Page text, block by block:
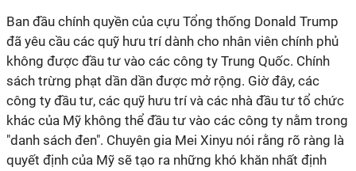
Ban đầu chính quyền của cựu Tổng thống Donald Trump
đã yêu cầu các quỹ hưu trí dành cho nhân viên chính phủ
không được đầu tư vào các công ty Trung Quốc. Chính
sách trừng phạt dần dần được mở rộng. Giờ đây, các
công ty đầu tư, các quỹ hưu trí và các nhà đầu tư tổ chức
khác của Mỹ không thể đầu tư vào các công ty nằm trong
"danh sách đen". Chuyên gia Mei Xinyu nói rằng rõ ràng là
quyết định của Mỹ sẽ tạo ra những khó khăn nhất định